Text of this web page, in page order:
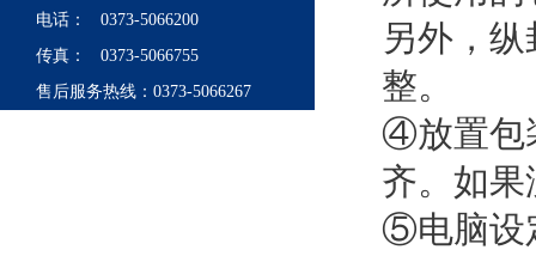
电话： 0373-5066200
传真： 0373-5066755
售后服务热线：0373-5066267
另外，
整。
④放置包
齐。如
⑤电脑设